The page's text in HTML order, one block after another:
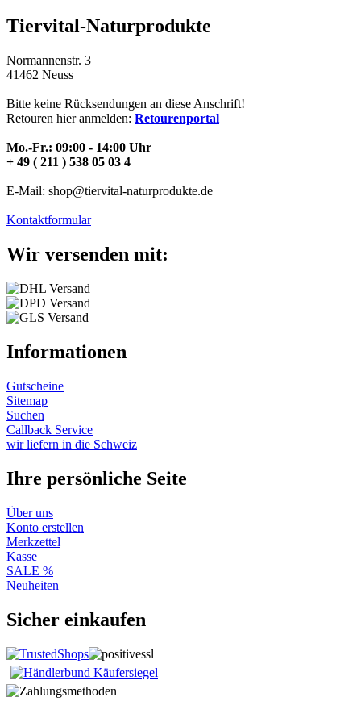
Tiervital-Naturprodukte
Normannenstr. 3
41462 Neuss
Bitte keine Rücksendungen an diese Anschrift!
Retouren hier anmelden: Retourenportal
Mo.-Fr.: 09:00 - 14:00 Uhr
+ 49 ( 211 ) 538 05 03 4
E-Mail: shop@tiervital-naturprodukte.de
Kontaktformular
Wir versenden mit:
Informationen
Gutscheine
Sitemap
Suchen
Callback Service
wir liefern in die Schweiz
Ihre persönliche Seite
Über uns
Konto erstellen
Merkzettel
Kasse
SALE %
Neuheiten
Sicher einkaufen